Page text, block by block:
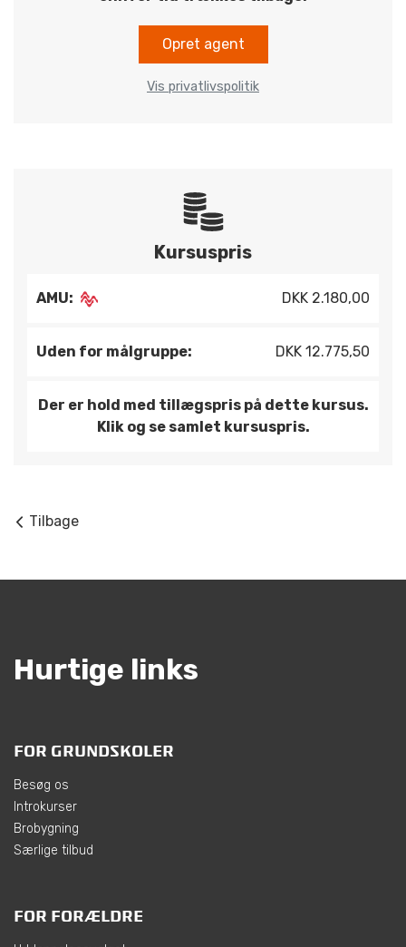
Opret agent
Vis privatlivspolitik
Kursuspris
AMU: DKK 2.180,00
Uden for målgruppe: DKK 12.775,50
Der er hold med tillægspris på dette kursus.
Klik og se samlet kursuspris.
Tilbage
Hurtige links
FOR GRUNDSKOLER
Besøg os
Introkurser
Brobygning
Særlige tilbud
FOR FORÆLDRE